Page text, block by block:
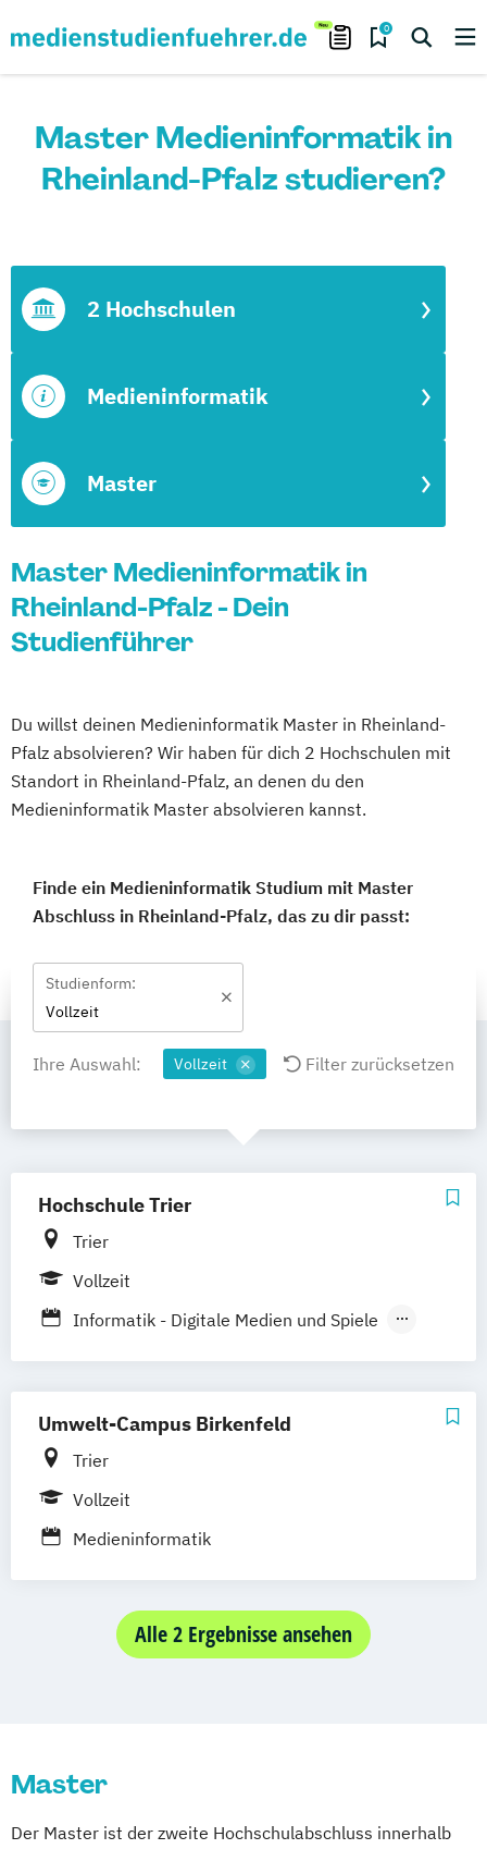
0
Master Medieninformatik in
Rheinland-Pfalz studieren?
Master
Medieninformatik
2 Hochschulen
Master Medieninformatik in
Rheinland-Pfalz - Dein
Studienführer
Du willst deinen Medieninformatik Master in Rheinland-
Pfalz absolvieren? Wir haben für dich 2 Hochschulen mit
Standort in Rheinland-Pfalz, an denen du den
Medieninformatik Master absolvieren kannst.
Finde ein Medieninformatik Studium mit Master
Abschluss in Rheinland-Pfalz, das zu dir passt:
Studienform:
Vollzeit
Ihre Auswahl: Vollzeit Filter zurücksetzen
Hochschule Trier
Trier
Vollzeit
Informatik - Digitale Medien und Spiele
Umwelt-Campus Birkenfeld
Trier
Vollzeit
Medieninformatik
Alle 2 Ergebnisse ansehen
Master
Der Master ist der zweite Hochschulabschluss innerhalb